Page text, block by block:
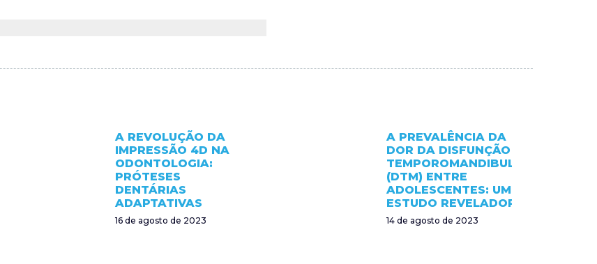
A REVOLUÇÃO DA
IMPRESSÃO 4D NA
ODONTOLOGIA:
PRÓTESES
DENTÁRIAS
ADAPTATIVAS
16 de agosto de 2023
A PREVALÊNCIA DA
DOR DA DISFUNÇÃO
TEMPOROMANDIBULAR
(DTM) ENTRE
ADOLESCENTES: UM
ESTUDO REVELADOR
14 de agosto de 2023